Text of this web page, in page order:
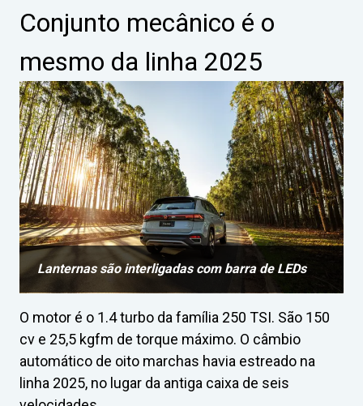
Conjunto mecânico é o
mesmo da linha 2025
Lanternas são interligadas com barra de LEDs
O motor é o 1.4 turbo da família 250 TSI. São 150
cv e 25,5 kgfm de torque máximo. O câmbio
automático de oito marchas havia estreado na
linha 2025, no lugar da antiga caixa de seis